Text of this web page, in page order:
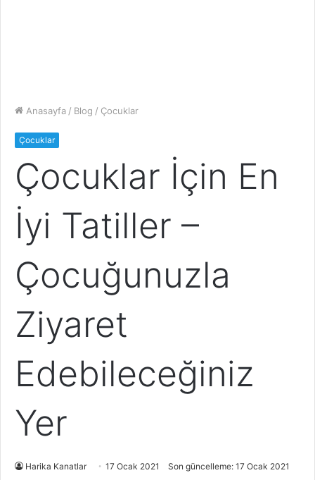
Anasayfa / Blog / Çocuklar
Çocuklar
Çocuklar İçin En
İyi Tatiller –
Çocuğunuzla
Ziyaret
Edebileceğiniz
Yer
Harika Kanatlar 17 Ocak 2021 Son güncelleme: 17 Ocak 2021